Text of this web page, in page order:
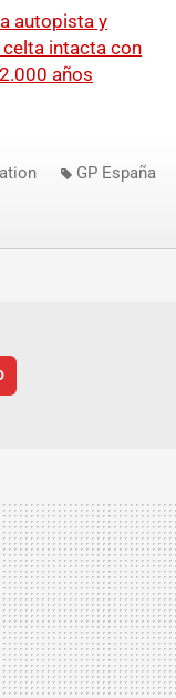
autopista y
intacta con
años
GP España